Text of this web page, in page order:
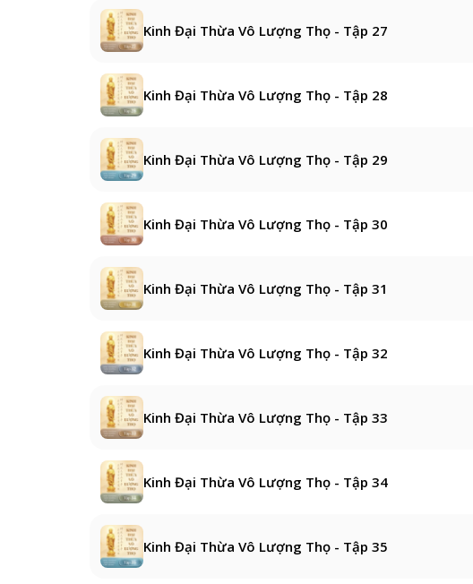
Kinh Đại Thừa Vô Lượng Thọ - Tập 27
Kinh Đại Thừa Vô Lượng Thọ - Tập 28
Kinh Đại Thừa Vô Lượng Thọ - Tập 29
Kinh Đại Thừa Vô Lượng Thọ - Tập 30
Kinh Đại Thừa Vô Lượng Thọ - Tập 31
Kinh Đại Thừa Vô Lượng Thọ - Tập 32
Kinh Đại Thừa Vô Lượng Thọ - Tập 33
Kinh Đại Thừa Vô Lượng Thọ - Tập 34
Kinh Đại Thừa Vô Lượng Thọ - Tập 35